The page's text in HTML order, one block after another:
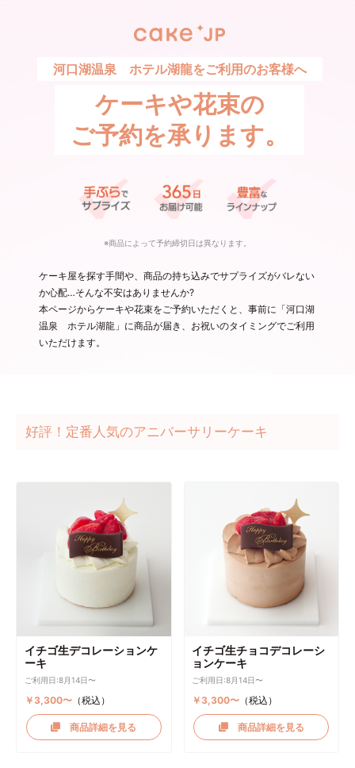
河口湖温泉 ホテル湖龍をご利用のお客様へ
ケーキや花束の
ご予約を承ります。
※商品によって予約締切日は異なります。
ケーキ屋を探す手間や、商品の持ち込みでサプライズがバレない
か心配…そんな不安はありませんか?
本ページからケーキや花束をご予約いただくと、事前に「河口湖
温泉 ホテル湖龍」に商品が届き、お祝いのタイミングでご利用
いただけます。
好評！定番人気のアニバーサリーケーキ
イチゴ生デコレーションケ
ーキ
ご利用日:8月14日〜
￥3,300〜（税込）
商品詳細を見る
イチゴ生チョコデコレーシ
ョンケーキ
ご利用日:8月14日〜
￥3,300〜 （税込）
商品詳細を見る